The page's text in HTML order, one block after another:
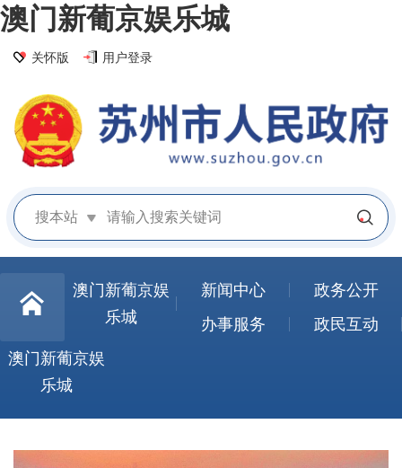
澳门新葡京娱乐城
关怀版 用户登录
搜本站
澳门新葡京娱
乐城
新闻中心
政务公开
办事服务
政民互动
澳门新葡京娱
乐城